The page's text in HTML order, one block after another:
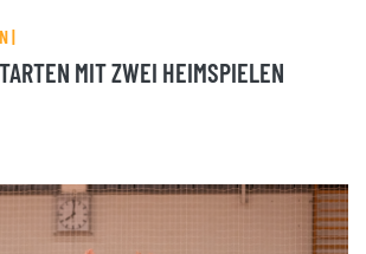
|
MIT ZWEI HEIMSPIELEN